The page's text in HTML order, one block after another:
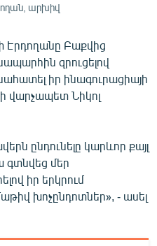
արխիվ
Էրդողանը Բաքվից
զրուցելով
իր ինագուրացիայի
վարչապետ Նիկոլ
ընդունելը կարևոր քայլ
գտնվեց մեր
իր երկրում
խոչընդոտներ», - ասել